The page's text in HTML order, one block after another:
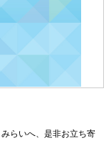
らいへ、是非お立ち寄